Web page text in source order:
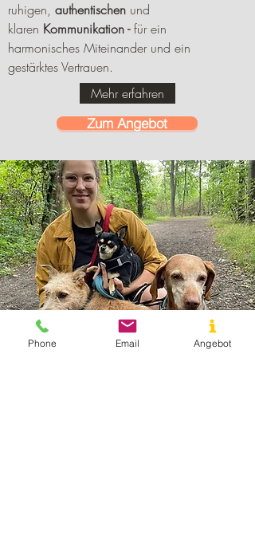
ruhigen, authentischen und
klaren Kommunikation -für ein
harmonisches Miteinander und ein
gestärktes Vertrauen.
Mehr erfahren
Zum Angebot
Phone Email Angebot